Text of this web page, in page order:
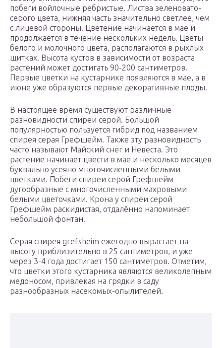
побеги войлочные ребристые. Листва зеленовато-
серого цвета, нижняя часть значительно светлее, чем
с лицевой стороны. Цветение начинается в мае и
продолжается в течение нескольких недель. Цветы
белого и молочного цвета, располагаются в рыхлых
щитках. Высота кустов в зависимости от возраста
растений может достигать 90-200 сантиметров.
Первые цветки на кустарнике появляются в мае, а в
июне уже образуются первые декоративные плоды.
В настоящее время существуют различные
разновидности спиреи серой. Большой
популярностью пользуется гибрид под названием
спирея серая Грефшейм. Также эту разновидность
часто называют Майский снег и Невеста. Это
растение начинает цвести в мае и несколько месяцев
буквально усеяно многочисленными белыми
цветками. Побеги спиреи серой Грефшейм
дугообразные с многочисленными махровыми
белыми цветочками. Крона у спиреи серой
Грефшейм раскидистая, отдалённо напоминает
небольшой фонтан.
Серая спирея grefsheim ежегодно вырастает на
высоту приблизительно в 25 сантиметров, и уже
через 3-4 года достигает 150 сантиметров. Отметим,
что цветки этого кустарника являются великолепным
медоносом, привлекая на грядки в саду
разнообразных насекомых-опылителей.